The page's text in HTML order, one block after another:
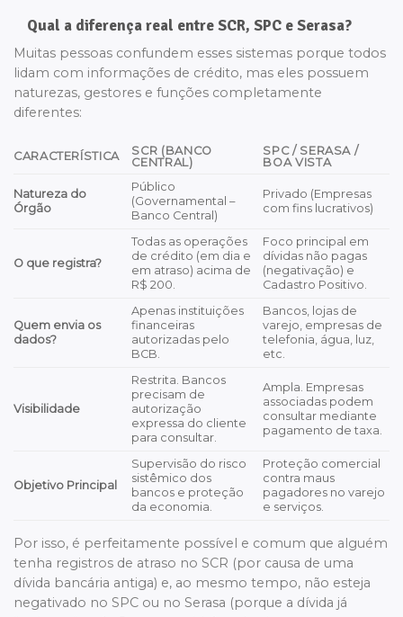
Qual a diferença real entre SCR, SPC e Serasa?
Muitas pessoas confundem esses sistemas porque todos
lidam com informações de crédito, mas eles possuem
naturezas, gestores e funções completamente
diferentes:
CARACTERÍSTICA
SCR (BANCO
CENTRAL)
SPC / SERASA /
BOA VISTA
Natureza do
Órgão
Público
(Governamental –
Banco Central)
Privado (Empresas
com fins lucrativos)
O que registra?
Todas as operações
de crédito (em dia e
em atraso) acima de
R$ 200.
Foco principal em
dívidas não pagas
(negativação) e
Cadastro Positivo.
Quem envia os
dados?
Apenas instituições
financeiras
autorizadas pelo
BCB.
Bancos, lojas de
varejo, empresas de
telefonia, água, luz,
etc.
Visibilidade
Restrita. Bancos
precisam de
autorização
expressa do cliente
para consultar.
Ampla. Empresas
associadas podem
consultar mediante
pagamento de taxa.
Objetivo Principal
Supervisão do risco
sistêmico dos
bancos e proteção
da economia.
Proteção comercial
contra maus
pagadores no varejo
e serviços.
Por isso, é perfeitamente possível e comum que alguém
tenha registros de atraso no SCR (por causa de uma
dívida bancária antiga) e, ao mesmo tempo, não esteja
negativado no SPC ou no Serasa (porque a dívida já